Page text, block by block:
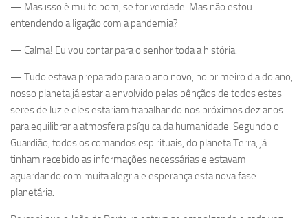
— Mas isso é muito bom, se for verdade. Mas não estou
entendendo a ligação com a pandemia?
— Calma! Eu vou contar para o senhor toda a história.
— Tudo estava preparado para o ano novo, no primeiro dia do ano,
nosso planeta já estaria envolvido pelas bênçãos de todos estes
seres de luz e eles estariam trabalhando nos próximos dez anos
para equilibrar a atmosfera psíquica da humanidade. Segundo o
Guardião, todos os comandos espirituais, do planeta Terra, já
tinham recebido as informações necessárias e estavam
aguardando com muita alegria e esperança esta nova fase
planetária.